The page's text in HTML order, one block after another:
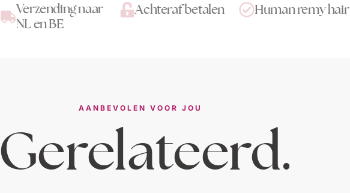
Verzending naar
NL en BE
Achteraf betalen Human remy hair
AANBEVOLEN VOOR JOU
Gerelateerd.